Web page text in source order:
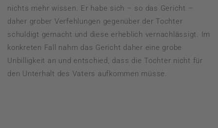
nichts mehr wissen. Er habe sich – so das Gericht –
daher grober Verfehlungen gegenüber der Tochter
schuldigt gemacht und diese erheblich vernachlässigt. Im
konkreten Fall nahm das Gericht daher eine grobe
Unbilligkeit an und entschied, dass die Tochter nicht für
den Unterhalt des Vaters aufkommen müsse.